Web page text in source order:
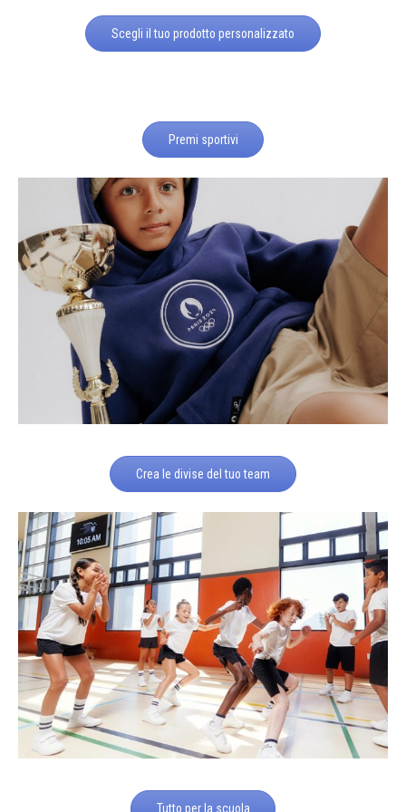
Scegli il tuo prodotto personalizzato
Premi sportivi
Crea le divise del tuo team
Tutto per la scuola